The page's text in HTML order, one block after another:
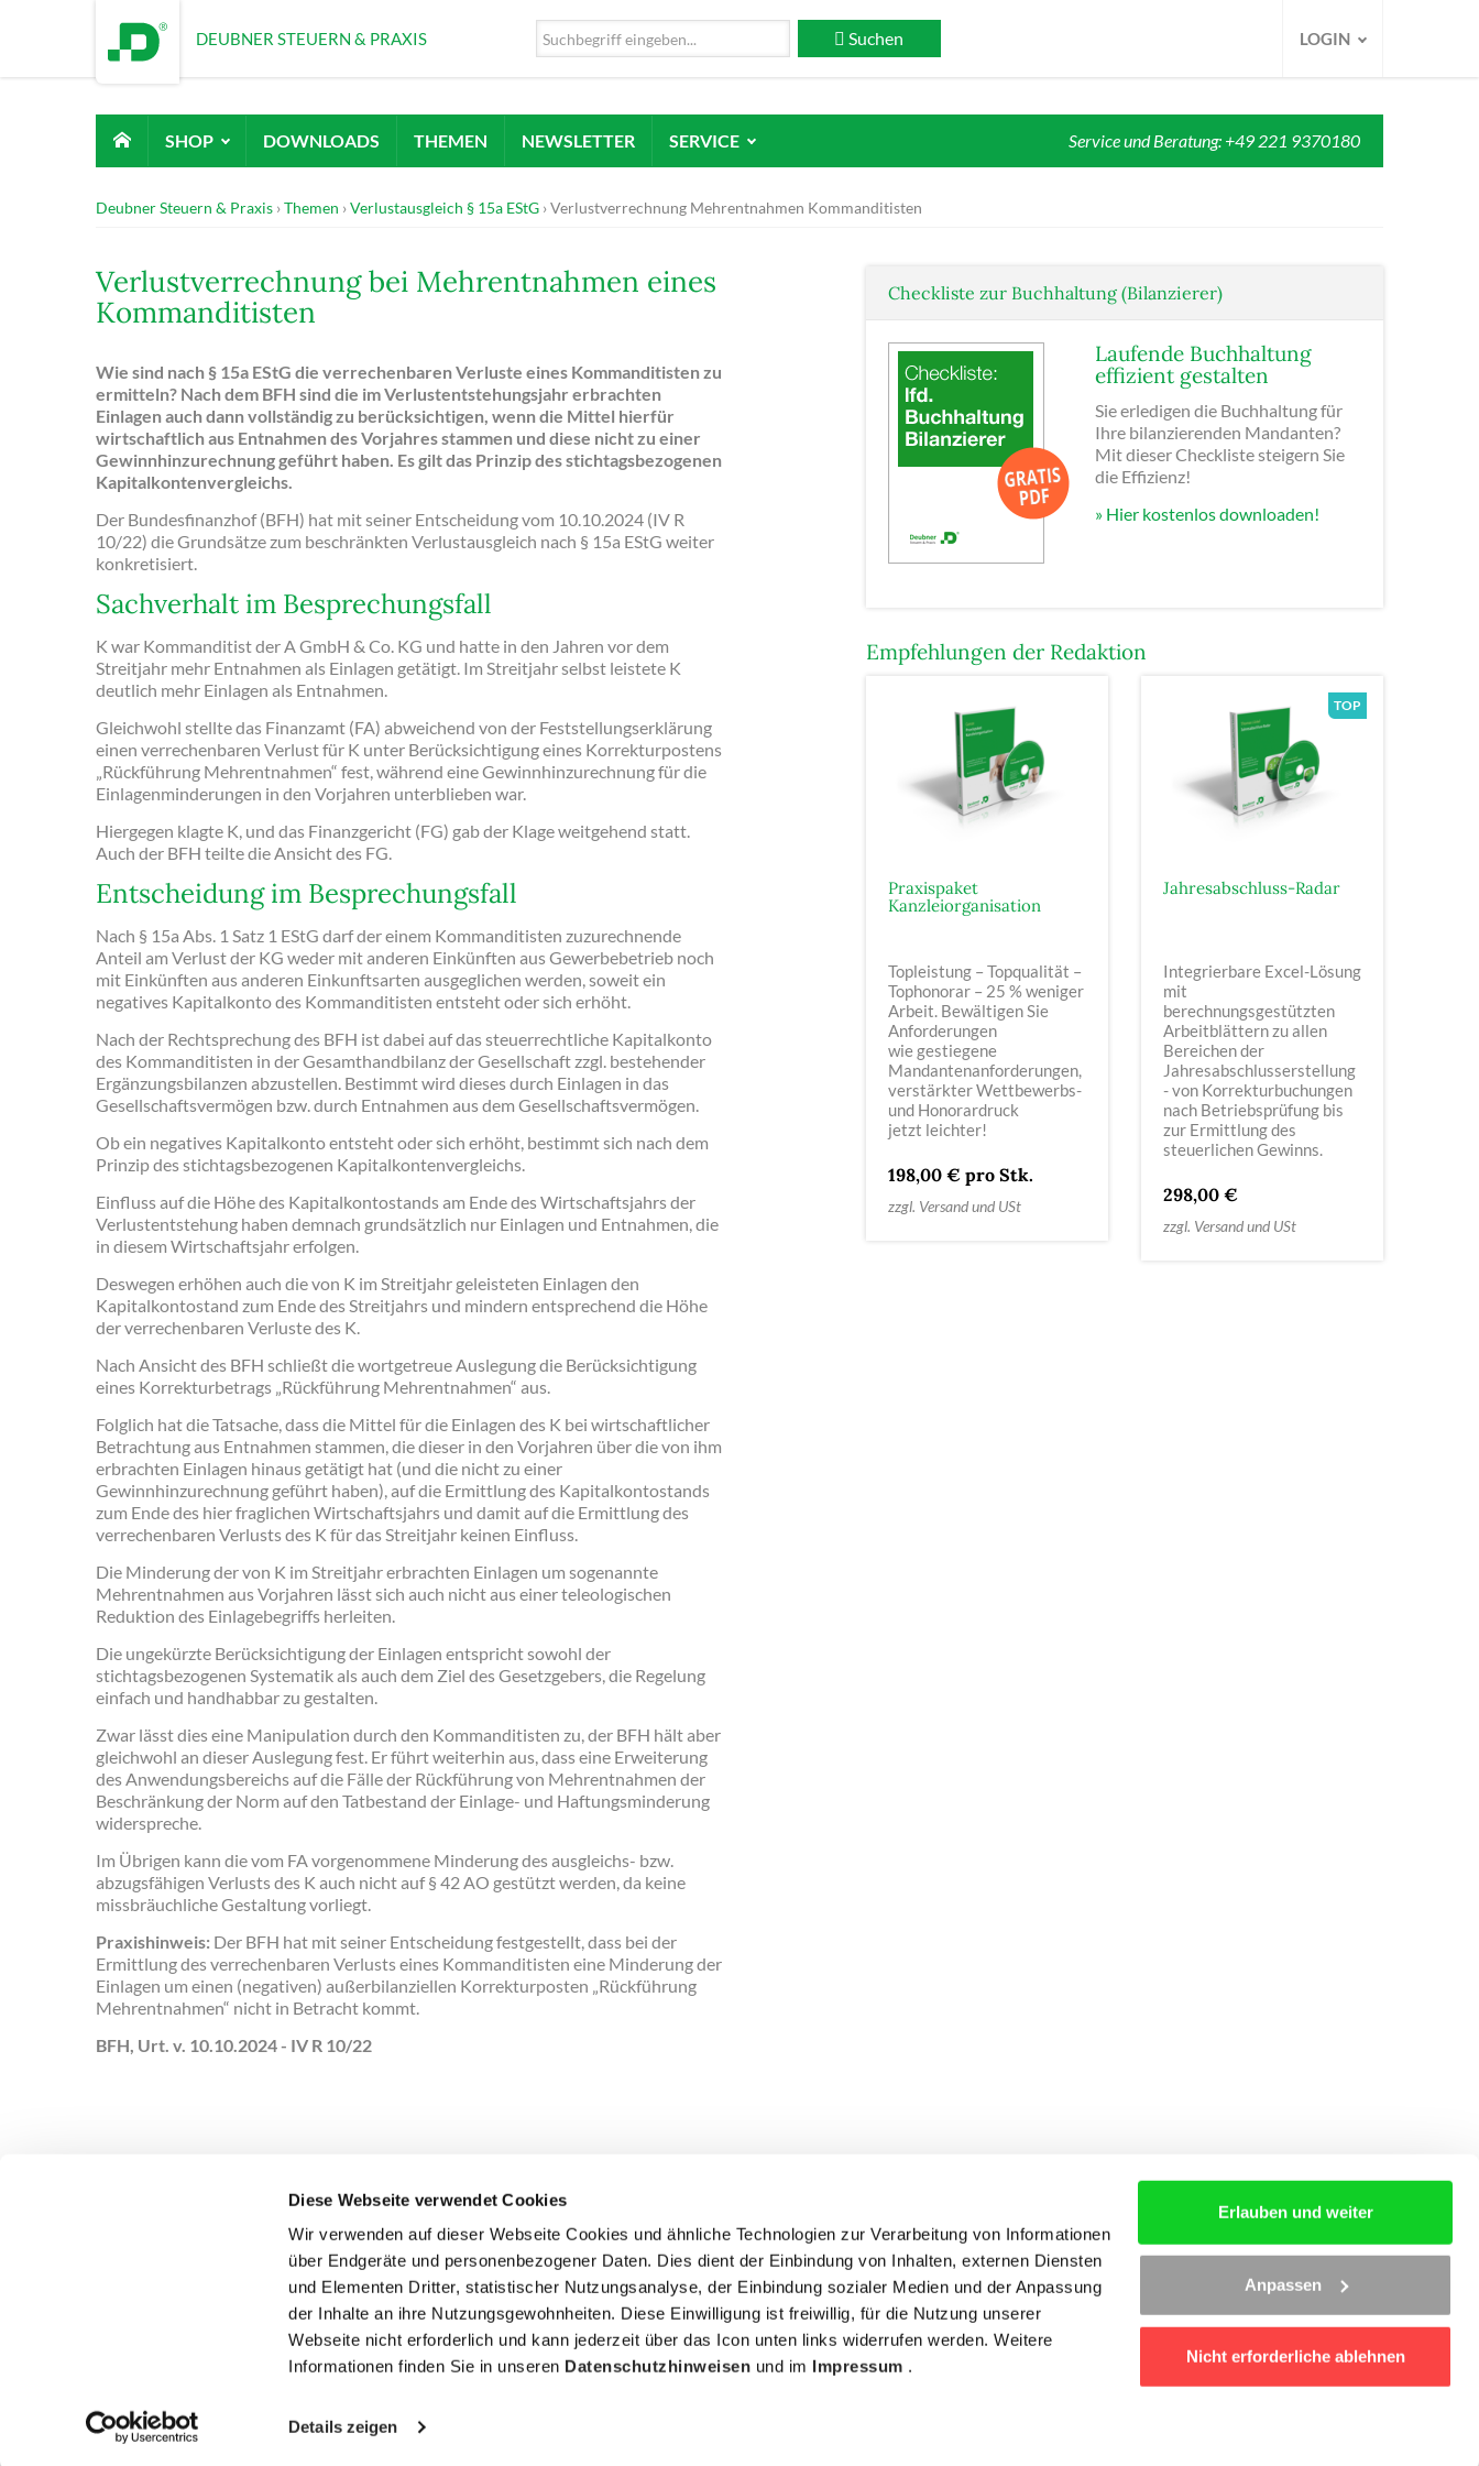
Diese Webseite verwendet Cookies
Wir verwenden auf dieser Webseite Cookies und ähnliche Technologien zur Verarbeitung von Informationen
über Endgeräte und personenbezogener Daten. Dies dient der Einbindung von Inhalten, externen Diensten
und Elementen Dritter, statistischer Nutzungsanalyse, der Einbindung sozialer Medien und der Anpassung
der Inhalte an ihre Nutzungsgewohnheiten. Diese Einwilligung ist freiwillig, für die Nutzung unserer
Webseite nicht erforderlich und kann jederzeit über das Icon unten links widerrufen werden. Weitere
Informationen finden Sie in unseren Datenschutzhinweisen und im Impressum .
Details zeigen
Erlauben und weiter
Anpassen
Nicht erforderliche ablehnen
DEUBNER STEUERN & PRAXIS Suchen LOGIN
SHOP DOWNLOADS THEMEN NEWSLETTER SERVICE Service und Beratung: +49 221 9370180
Deubner Steuern & Praxis Themen Verlustausgleich § 15a EStG Verlustverrechnung Mehrentnahmen Kommanditisten
Verlustverrechnung bei Mehrentnahmen eines
Kommanditisten
Wie sind nach § 15a EStG die verrechenbaren Verluste eines Kommanditisten zu
ermitteln? Nach dem BFH sind die im Verlustentstehungsjahr erbrachten
Einlagen auch dann vollständig zu berücksichtigen, wenn die Mittel hierfür
wirtschaftlich aus Entnahmen des Vorjahres stammen und diese nicht zu einer
Gewinnhinzurechnung geführt haben. Es gilt das Prinzip des stichtagsbezogenen
Kapitalkontenvergleichs.
Der Bundesfinanzhof (BFH) hat mit seiner Entscheidung vom 10.10.2024 (IV R
10/22) die Grundsätze zum beschränkten Verlustausgleich nach § 15a EStG weiter
konkretisiert.
Sachverhalt im Besprechungsfall
K war Kommanditist der A GmbH & Co. KG und hatte in den Jahren vor dem
Streitjahr mehr Entnahmen als Einlagen getätigt. Im Streitjahr selbst leistete K
deutlich mehr Einlagen als Entnahmen.
Gleichwohl stellte das Finanzamt (FA) abweichend von der Feststellungserklärung
einen verrechenbaren Verlust für K unter Berücksichtigung eines Korrekturpostens
„Rückführung Mehrentnahmen“ fest, während eine Gewinnhinzurechnung für die
Einlagenminderungen in den Vorjahren unterblieben war.
Hiergegen klagte K, und das Finanzgericht (FG) gab der Klage weitgehend statt.
Auch der BFH teilte die Ansicht des FG.
Entscheidung im Besprechungsfall
Nach § 15a Abs. 1 Satz 1 EStG darf der einem Kommanditisten zuzurechnende
Anteil am Verlust der KG weder mit anderen Einkünften aus Gewerbebetrieb noch
mit Einkünften aus anderen Einkunftsarten ausgeglichen werden, soweit ein
negatives Kapitalkonto des Kommanditisten entsteht oder sich erhöht.
Nach der Rechtsprechung des BFH ist dabei auf das steuerrechtliche Kapitalkonto
des Kommanditisten in der Gesamthandbilanz der Gesellschaft zzgl. bestehender
Ergänzungsbilanzen abzustellen. Bestimmt wird dieses durch Einlagen in das
Gesellschaftsvermögen bzw. durch Entnahmen aus dem Gesellschaftsvermögen.
Ob ein negatives Kapitalkonto entsteht oder sich erhöht, bestimmt sich nach dem
Prinzip des stichtagsbezogenen Kapitalkontenvergleichs.
Einfluss auf die Höhe des Kapitalkontostands am Ende des Wirtschaftsjahrs der
Verlustentstehung haben demnach grundsätzlich nur Einlagen und Entnahmen, die
in diesem Wirtschaftsjahr erfolgen.
Deswegen erhöhen auch die von K im Streitjahr geleisteten Einlagen den
Kapitalkontostand zum Ende des Streitjahrs und mindern entsprechend die Höhe
der verrechenbaren Verluste des K.
Nach Ansicht des BFH schließt die wortgetreue Auslegung die Berücksichtigung
eines Korrekturbetrags „Rückführung Mehrentnahmen“ aus.
Folglich hat die Tatsache, dass die Mittel für die Einlagen des K bei wirtschaftlicher
Betrachtung aus Entnahmen stammen, die dieser in den Vorjahren über die von ihm
erbrachten Einlagen hinaus getätigt hat (und die nicht zu einer
Gewinnhinzurechnung geführt haben), auf die Ermittlung des Kapitalkontostands
zum Ende des hier fraglichen Wirtschaftsjahrs und damit auf die Ermittlung des
verrechenbaren Verlusts des K für das Streitjahr keinen Einfluss.
Die Minderung der von K im Streitjahr erbrachten Einlagen um sogenannte
Mehrentnahmen aus Vorjahren lässt sich auch nicht aus einer teleologischen
Reduktion des Einlagebegriffs herleiten.
Die ungekürzte Berücksichtigung der Einlagen entspricht sowohl der
stichtagsbezogenen Systematik als auch dem Ziel des Gesetzgebers, die Regelung
einfach und handhabbar zu gestalten.
Zwar lässt dies eine Manipulation durch den Kommanditisten zu, der BFH hält aber
gleichwohl an dieser Auslegung fest. Er führt weiterhin aus, dass eine Erweiterung
des Anwendungsbereichs auf die Fälle der Rückführung von Mehrentnahmen der
Beschränkung der Norm auf den Tatbestand der Einlage- und Haftungsminderung
widerspreche.
Im Übrigen kann die vom FA vorgenommene Minderung des ausgleichs- bzw.
abzugsfähigen Verlusts des K auch nicht auf § 42 AO gestützt werden, da keine
missbräuchliche Gestaltung vorliegt.
Praxishinweis: Der BFH hat mit seiner Entscheidung festgestellt, dass bei der
Ermittlung des verrechenbaren Verlusts eines Kommanditisten eine Minderung der
Einlagen um einen (negativen) außerbilanziellen Korrekturposten „Rückführung
Mehrentnahmen“ nicht in Betracht kommt.
BFH, Urt. v. 10.10.2024 - IV R 10/22
Checkliste zur Buchhaltung (Bilanzierer)
Laufende Buchhaltung
effizient gestalten
Sie erledigen die Buchhaltung für
Ihre bilanzierenden Mandanten?
Mit dieser Checkliste steigern Sie
die Effizienz!
» Hier kostenlos downloaden!
Empfehlungen der Redaktion
Praxispaket
Kanzleiorganisation
Topleistung – Topqualität –
Tophonorar – 25 % weniger
Arbeit. Bewältigen Sie
Anforderungen
wie gestiegene
Mandanten­anforderungen,
verstärkter Wettbewerbs-
und Honorardruck
jetzt leichter!
198,00 € pro Stk.
zzgl. Versand und USt
Jahresabschluss-Radar
Integrierbare Excel-Lösung
mit
berechnungsgestützten
Arbeitblättern zu allen
Bereichen der
Jahresabschlusserstellung
- von Korrekturbuchungen
nach Betriebsprüfung bis
zur Ermittlung des
steuerlichen Gewinns.
298,00 €
zzgl. Versand und USt
DEUBNER RECHT & STEUERN PRODUKTE COMPLIANCE IMPRESSUM DATENSCHUTZ COOKIES AGB
ÜBER UNS STELLENANZEIGEN